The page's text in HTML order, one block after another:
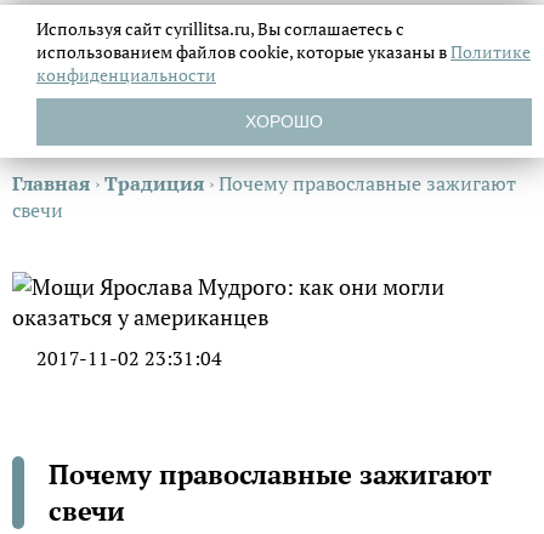
Главная ›Традиция ›Почему православные зажигают
свечи
2017-11-02 23:31:04
Почему православные зажигают
свечи
Используя сайт cyrillitsa.ru, Вы соглашаетесь с
использованием файловcookie, которые указаны вПолитике
конфиденциальности
ХОРОШО